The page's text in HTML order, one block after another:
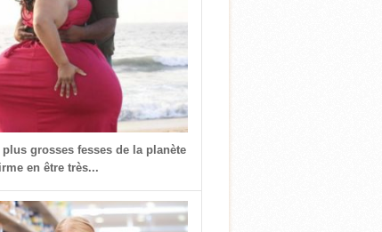
grosses fesses de la planète
en être très...